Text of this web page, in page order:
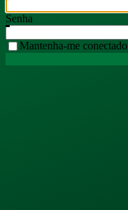
Senha
Mantenha-me conectado